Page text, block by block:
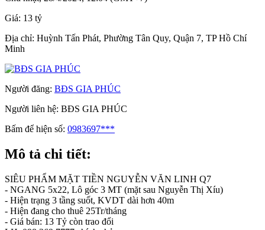
Giá: 13 tỷ
Địa chỉ: Huỳnh Tấn Phát, Phường Tân Quy, Quận 7, TP Hồ Chí
Minh
Người đăng: BĐS GIA PHÚC
Người liên hệ: BĐS GIA PHÚC
Bấm để hiện số: 0983697***
Mô tả chi tiết:
SIÊU PHẨM MẶT TIỀN NGUYỄN VĂN LINH Q7
- NGANG 5x22, Lô góc 3 MT (mặt sau Nguyễn Thị Xíu)
- Hiện trạng 3 tầng suốt, KVDT dài hơn 40m
- Hiện đang cho thuê 25Tr/tháng
- Giá bán: 13 Tỷ còn trao đổi